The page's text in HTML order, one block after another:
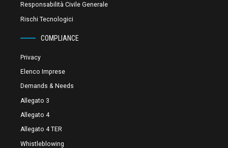
Responsabilità Civile Generale
Rischi Tecnologici
COMPLIANCE
Privacy
Elenco Imprese
Demands & Needs
Allegato 3
Allegato 4
Allegato 4 TER
Whistleblowing